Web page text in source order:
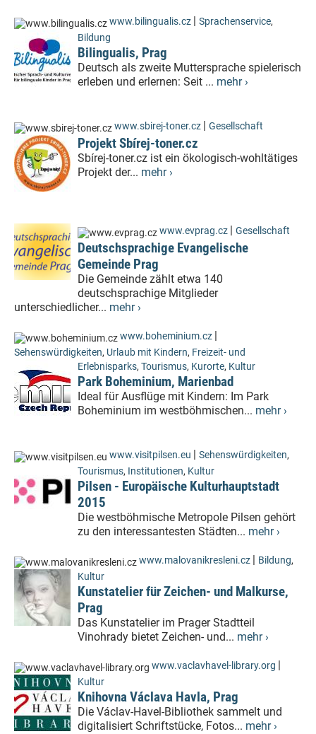
www.bilingualis.cz | Sprachenservice,
Bildung
Bilingualis, Prag
Deutsch als zweite Muttersprache spielerisch
erleben und erlernen: Seit ... mehr ›
www.sbirej-toner.cz | Gesellschaft
Projekt Sbírej-toner.cz
Sbírej-toner.cz ist ein ökologisch-wohltätiges
Projekt der... mehr ›
www.evprag.cz | Gesellschaft
Deutschsprachige Evangelische
Gemeinde Prag
Die Gemeinde zählt etwa 140
deutschsprachige Mitglieder
unterschiedlicher... mehr ›
www.boheminium.cz |
Sehenswürdigkeiten, Urlaub mit Kindern, Freizeit- und
Erlebnisparks, Tourismus, Kurorte, Kultur
Park Boheminium, Marienbad
Ideal für Ausflüge mit Kindern: Im Park
Boheminium im westböhmischen... mehr ›
www.visitpilsen.eu | Sehenswürdigkeiten,
Tourismus, Institutionen, Kultur
Pilsen - Europäische Kulturhauptstadt
2015
Die westböhmische Metropole Pilsen gehört
zu den interessantesten Städten... mehr ›
www.malovanikresleni.cz | Bildung,
Kultur
Kunstatelier für Zeichen- und Malkurse,
Prag
Das Kunstatelier im Prager Stadtteil
Vinohrady bietet Zeichen- und... mehr ›
www.vaclavhavel-library.org |
Kultur
Knihovna Václava Havla, Prag
Die Václav-Havel-Bibliothek sammelt und
digitalisiert Schriftstücke, Fotos... mehr ›